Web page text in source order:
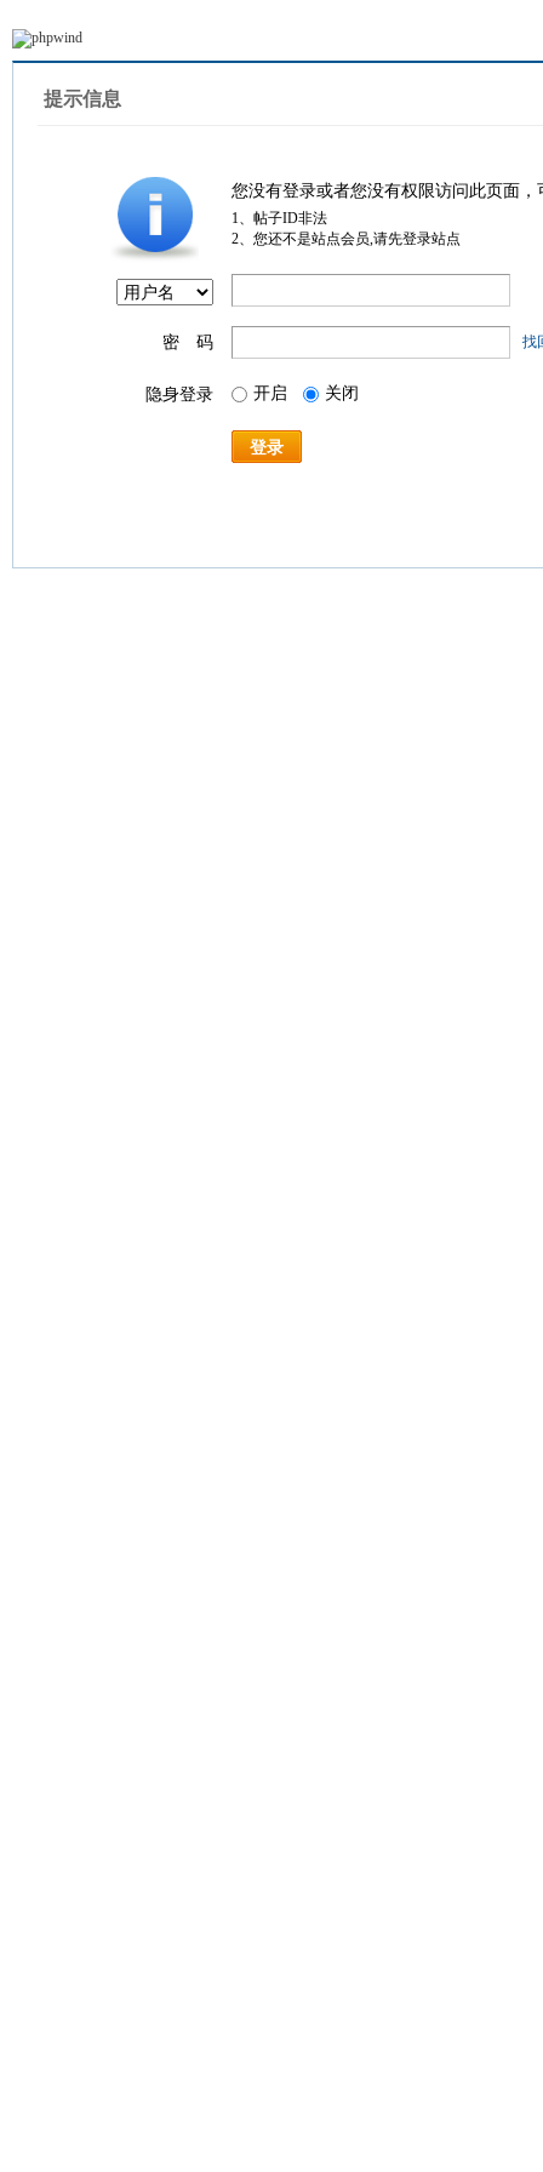
提示信息
您没有登录或者您没有权限访问此页面
1、帖子ID非法
2、您还不是站点会员,请先登录站点
密 码 找
隐身登录 开启 关闭
登录